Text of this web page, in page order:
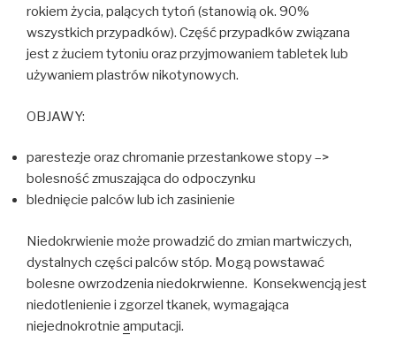
rokiem życia, palących tytoń (stanowią ok. 90%
wszystkich przypadków). Część przypadków związana
jest z żuciem tytoniu oraz przyjmowaniem tabletek lub
używaniem plastrów nikotynowych.
OBJAWY:
parestezje oraz chromanie przestankowe stopy –>
bolesność zmuszająca do odpoczynku
blednięcie palców lub ich zasinienie
Niedokrwienie może prowadzić do zmian martwiczych,
dystalnych części palców stóp. Mogą powstawać
bolesne owrzodzenia niedokrwienne. Konsekwencją jest
niedotlenienie i zgorzel tkanek, wymagająca
niejednokrotnie amputacji.